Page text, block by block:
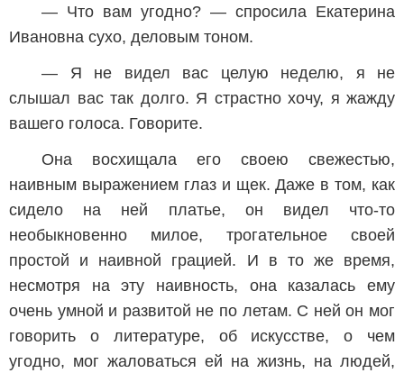
— Что вам угодно? — спросила Екатерина
Ивановна сухо, деловым тоном.
— Я не видел вас целую неделю, я не
слышал вас так долго. Я страстно хочу, я жажду
вашего голоса. Говорите.
Она восхищала его своею свежестью,
наивным выражением глаз и щек. Даже в том, как
сидело на ней платье, он видел что-то
необыкновенно милое, трогательное своей
простой и наивной грацией. И в то же время,
несмотря на эту наивность, она казалась ему
очень умной и развитой не по летам. С ней он мог
говорить о литературе, об искусстве, о чем
угодно, мог жаловаться ей на жизнь, на людей,